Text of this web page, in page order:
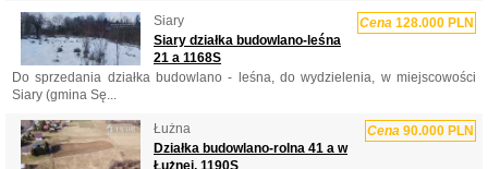
Siary Cena 128.000 PLN
Siary działka budowlano-leśna
21 a 1168S
Do sprzedania działka budowlano - leśna, do wydzielenia, w miejscowości
Siary (gmina Sę...
Łużna Cena 90.000 PLN
Działka budowlano-rolna 41 a w
Łużnej, 1190S